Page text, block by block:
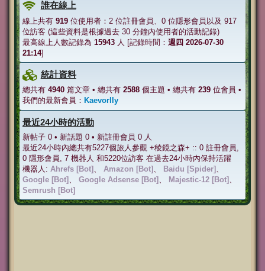
誰在線上
線上共有 919 位使用者：2 位註冊會員、0 位隱形會員以及 917
位訪客 (這些資料是根據過去 30 分鐘內使用者的活動記錄)
最高線上人數記錄為 15943 人 [記錄時間： 週四 2026-07-30
21:14]
統計資料
總共有 4940 篇文章 • 總共有 2588 個主題 • 總共有 239 位會員 •
我們的最新會員： Kaevorlly
最近24小時的活動
新帖子 0 • 新話題 0 • 新註冊會員 0 人
最近24小時內總共有5227個旅人參觀 +稜鏡之森+ :: 0 註冊會員,
0 隱形會員, 7 機器人 和5220位訪客 在過去24小時內保持活躍
機器人: Ahrefs [Bot] Amazon [Bot] Baidu [Spider]
Google [Bot]
Google Adsense [Bot] Majestic-12 [Bot]
Semrush [Bot]